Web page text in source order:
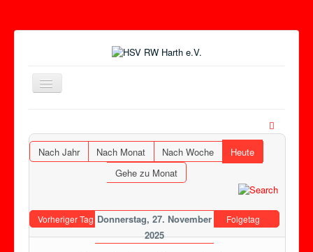
Toggle
Navigation
Nach Jahr Nach Monat Nach Woche
Heute
Gehe zu Monat
Vorheriger Tag Donnerstag, 27. November
2025
Folgetag